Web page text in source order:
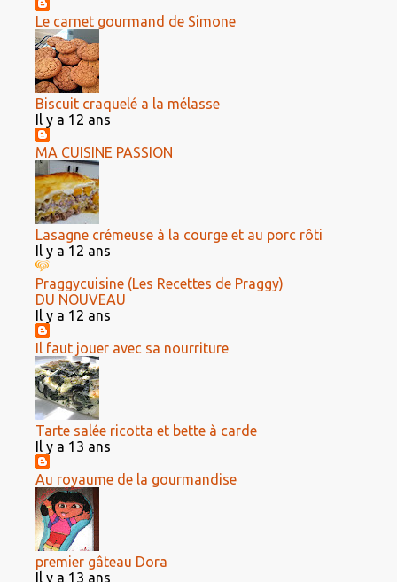
Le carnet gourmand de Simone
Biscuit craquelé a la mélasse
Il y a 12 ans
MA CUISINE PASSION
Lasagne crémeuse à la courge et au porc rôti
Il y a 12 ans
Praggycuisine (Les Recettes de Praggy)
DU NOUVEAU
Il y a 12 ans
Il faut jouer avec sa nourriture
Tarte salée ricotta et bette à carde
Il y a 13 ans
Au royaume de la gourmandise
premier gâteau Dora
Il y a 13 ans